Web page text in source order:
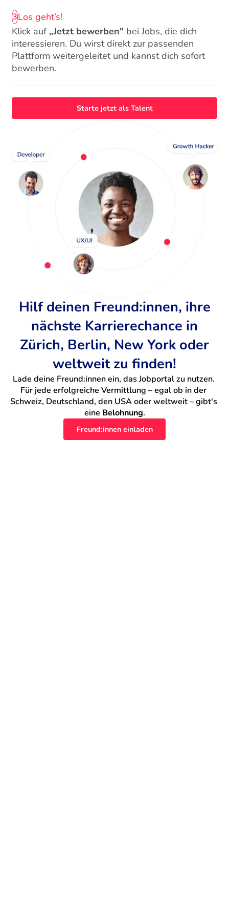
3Los geht’s!
Klick auf „Jetzt bewerben" bei Jobs, die dich
interessieren. Du wirst direkt zur passenden
Plattform weitergeleitet und kannst dich sofort
bewerben.
Starte jetzt als Talent
Hilf deinen Freund:innen, ihre
nächste Karrierechance in
Zürich, Berlin, New York oder
weltweit zu finden!
Lade deine Freund:innen ein, das Jobportal zu nutzen.
Für jede erfolgreiche Vermittlung – egal ob in der
Schweiz, Deutschland, den USA oder weltweit – gibt's
eine Belohnung.
Freund:innen einladen